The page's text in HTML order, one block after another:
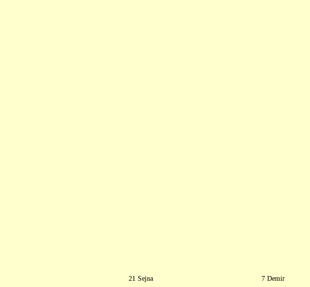
21 Sejna 7 Demir